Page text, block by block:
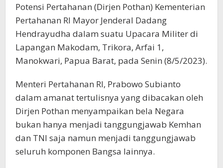
Potensi Pertahanan (Dirjen Pothan) Kementerian
Pertahanan RI Mayor Jenderal Dadang
Hendrayudha dalam suatu Upacara Militer di
Lapangan Makodam, Trikora, Arfai 1,
Manokwari, Papua Barat, pada Senin (8/5/2023).
Menteri Pertahanan RI, Prabowo Subianto
dalam amanat tertulisnya yang dibacakan oleh
Dirjen Pothan menyampaikan bela Negara
bukan hanya menjadi tanggungjawab Kemhan
dan TNI saja namun menjadi tanggungjawab
seluruh komponen Bangsa lainnya.